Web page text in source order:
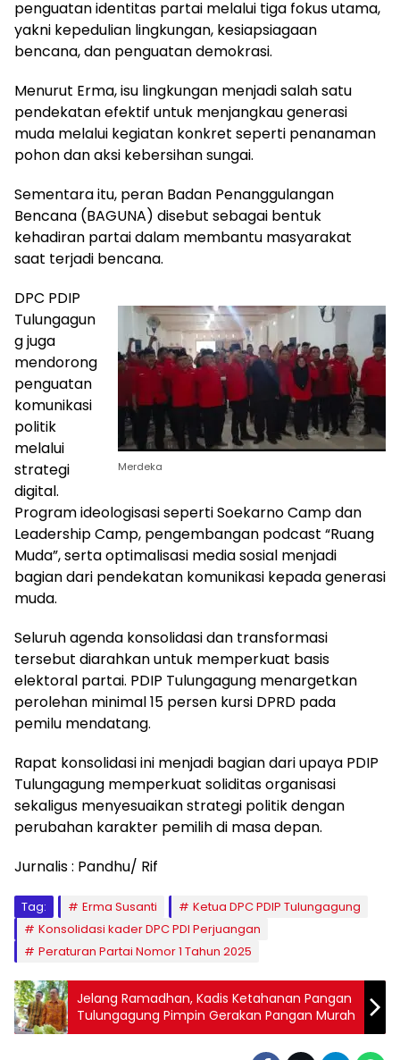
penguatan identitas partai melalui tiga fokus utama,
yakni kepedulian lingkungan, kesiapsiagaan
bencana, dan penguatan demokrasi.
Menurut Erma, isu lingkungan menjadi salah satu
pendekatan efektif untuk menjangkau generasi
muda melalui kegiatan konkret seperti penanaman
pohon dan aksi kebersihan sungai.
Sementara itu, peran Badan Penanggulangan
Bencana (BAGUNA) disebut sebagai bentuk
kehadiran partai dalam membantu masyarakat
saat terjadi bencana.
Merdeka
DPC PDIP
Tulungagun
g juga
mendorong
penguatan
komunikasi
politik
melalui
strategi
digital.
Program ideologisasi seperti Soekarno Camp dan
Leadership Camp, pengembangan podcast “Ruang
Muda”, serta optimalisasi media sosial menjadi
bagian dari pendekatan komunikasi kepada generasi
muda.
Seluruh agenda konsolidasi dan transformasi
tersebut diarahkan untuk memperkuat basis
elektoral partai. PDIP Tulungagung menargetkan
perolehan minimal 15 persen kursi DPRD pada
pemilu mendatang.
Rapat konsolidasi ini menjadi bagian dari upaya PDIP
Tulungagung memperkuat soliditas organisasi
sekaligus menyesuaikan strategi politik dengan
perubahan karakter pemilih di masa depan.
Jurnalis : Pandhu/ Rif
Tag: Erma Susanti
Ketua DPC PDIP Tulungagung
Konsolidasi kader DPC PDI Perjuangan
Peraturan Partai Nomor 1 Tahun 2025
Jelang Ramadhan, Kadis Ketahanan Pangan
Tulungagung Pimpin Gerakan Pangan Murah